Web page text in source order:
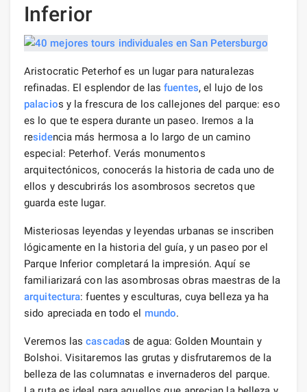
Inferior
Aristocratic Peterhof es un lugar para naturalezas
refinadas. El esplendor de lasfuentes, el lujo de los
palacios y la frescura de los callejones del parque: eso
es lo que te espera durante un paseo. Iremos a la
residencia más hermosa a lo largo de un camino
especial: Peterhof. Verás monumentos
arquitectónicos, conocerás la historia de cada uno de
ellos y descubrirás los asombrosos secretos que
guarda este lugar.
Misteriosas leyendas y leyendas urbanas se inscriben
lógicamente en la historia del guía, y un paseo por el
Parque Inferior completará la impresión. Aquí se
familiarizará con las asombrosas obras maestras de la
arquitectura: fuentes y esculturas, cuya belleza ya ha
sido apreciada en todo el mundo.
Veremos lascascadas de agua: Golden Mountain y
Bolshoi. Visitaremos las grutas y disfrutaremos de la
belleza de las columnatas e invernaderos del parque.